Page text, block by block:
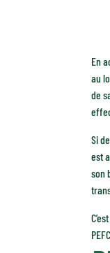
En
au
de
Si
est
son